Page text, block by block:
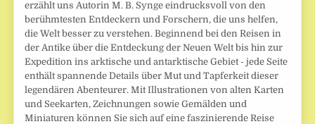
erzählt uns Autorin M. B. Synge eindrucksvoll von den
berühmtesten Entdeckern und Forschern, die uns helfen,
die Welt besser zu verstehen. Beginnend bei den Reisen in
der Antike über die Entdeckung der Neuen Welt bis hin zur
Expedition ins arktische und antarktische Gebiet - jede Seite
enthält spannende Details über Mut und Tapferkeit dieser
legendären Abenteurer. Mit Illustrationen von alten Karten
und Seekarten, Zeichnungen sowie Gemälden und
Miniaturen können Sie sich auf eine faszinierende Reise